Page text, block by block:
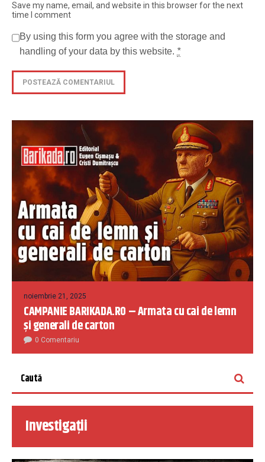
Save my name, email, and website in this browser for the next
time I comment
By using this form you agree with the storage and
handling of your data by this website. *
noiembrie 21, 2025
CAMPANIE BARIKADA.RO – Armata cu cai de lemn
și generali de carton
0 Comentariu
Investigații